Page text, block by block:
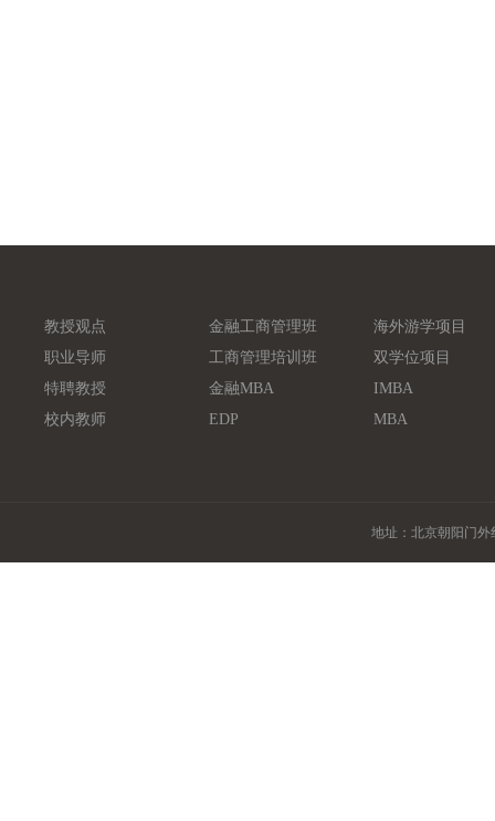
教授观点 金融工商管理班
海外游学项目
职业导师
工商管理培训班
双学位项目
特聘教授
金融MBA
IMBA
校内教师
EDP MBA
地址：北京朝阳门